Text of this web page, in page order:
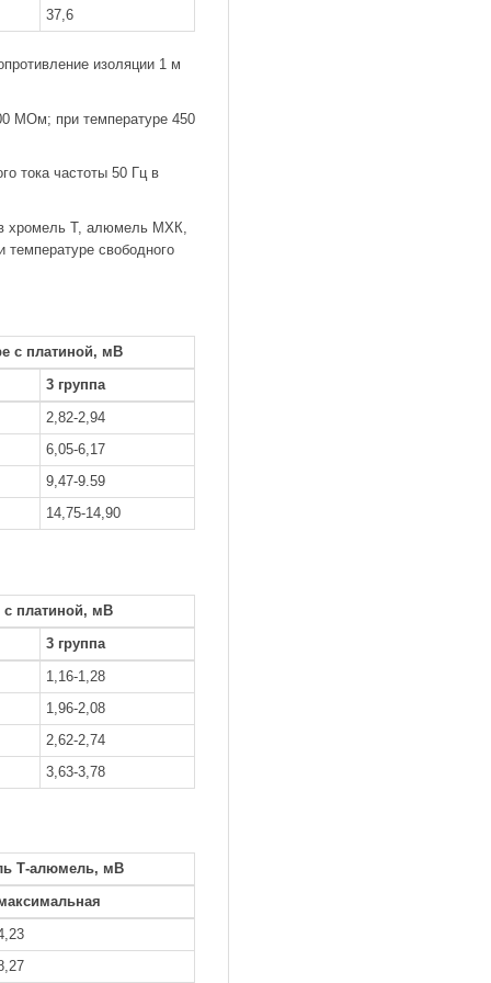
37,6
изоляции 1 м
МОм; при температуре 450
тока частоты 50 Гц в
хромель Т, алюмель МХК,
свободного
с платиной, мВ
3 группа
2,82-2,94
6,05-6,17
9,47-9.59
14,75-14,90
платиной, мВ
3 группа
1,16-1,28
1,96-2,08
2,62-2,74
3,63-3,78
Т-алюмель, мВ